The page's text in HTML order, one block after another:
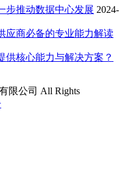
步推动数据中心发展 2024-
应商必备的专业能力解读
供核心能力与解决方案？
限公司 All Rights